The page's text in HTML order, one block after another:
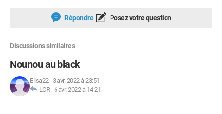
Répondre Posez votre question
Discussions similaires
Nounou au black
Elisa22- 3 avr. 2022 à 23:51
LCR- 6 avr. 2022 à 14:21